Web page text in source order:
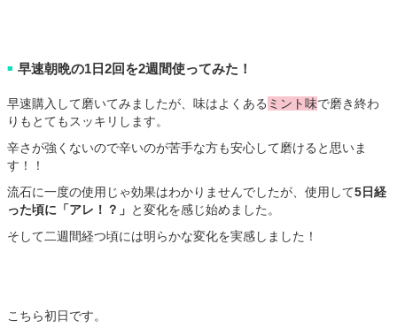
■ 早速朝晩の1日2回を2週間使ってみた！
早速購入して磨いてみましたが、味はよくある ミント味で磨き終わ
りもとてもスッキリします。
辛さが強くないので辛いのが苦手な方も安心して磨けると思いま
す！！
流石に一度の使用じゃ効果はわかりませんでしたが、使用して5日経
った頃に「アレ！？」 と変化を感じ始めました。
そして二週間経つ頃には明らかな変化を実感しました！
こちら初日です。